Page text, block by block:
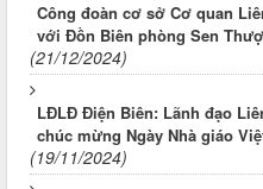
Công đoàn cơ sở Cơ quan
với Đồn Biên phòng Sen
(21/12/2024)
LĐLĐ Điện Biên: Lãnh đạo
chúc mừng Ngày Nhà giáo
(19/11/2024)